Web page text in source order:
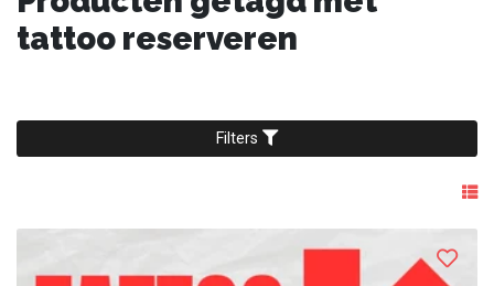
tattoo reserveren
Filters